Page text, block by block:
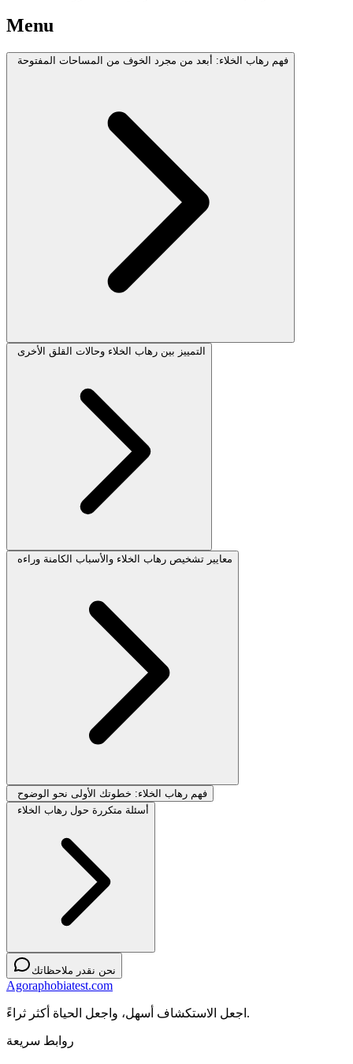
Menu
فهم رهاب الخلاء: أبعد من مجرد الخوف من المساحات المفتوحة
التمييز بين رهاب الخلاء وحالات القلق الأخرى
معايير تشخيص رهاب الخلاء والأسباب الكامنة وراءه
فهم رهاب الخلاء: خطوتك الأولى نحو الوضوح
أسئلة متكررة حول رهاب الخلاء
نحن نقدر ملاحظاتك
Agoraphobiatest.com
اجعل الاستكشاف أسهل، واجعل الحياة أكثر ثراءً.
روابط سريعة